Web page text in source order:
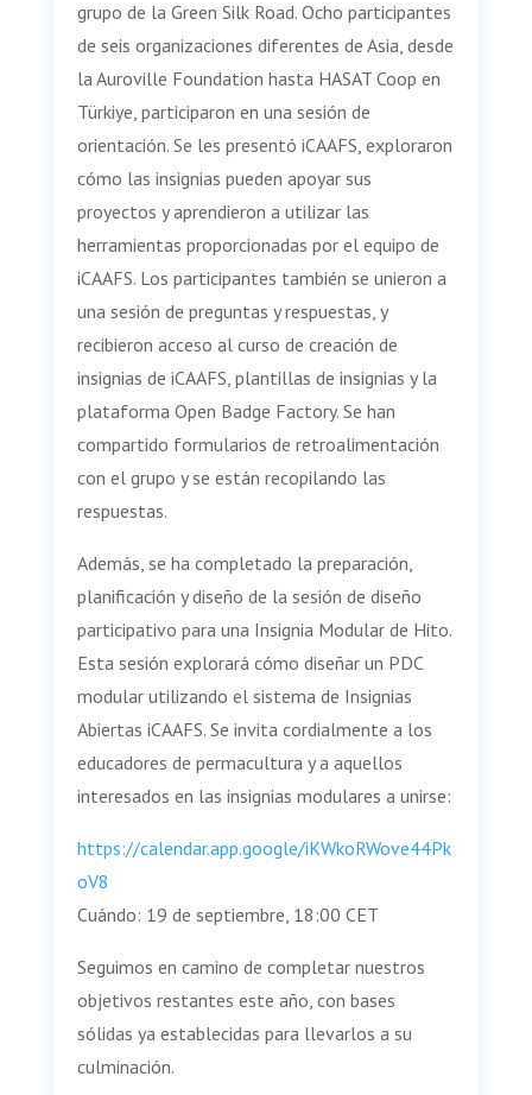
grupo de la Green Silk Road. Ocho participantes
de seis organizaciones diferentes de Asia, desde
la Auroville Foundation hasta HASAT Coop en
Türkiye, participaron en una sesión de
orientación. Se les presentó iCAAFS, exploraron
cómo las insignias pueden apoyar sus
proyectos y aprendieron a utilizar las
herramientas proporcionadas por el equipo de
iCAAFS. Los participantes también se unieron a
una sesión de preguntas y respuestas, y
recibieron acceso al curso de creación de
insignias de iCAAFS, plantillas de insignias y la
plataforma Open Badge Factory. Se han
compartido formularios de retroalimentación
con el grupo y se están recopilando las
respuestas.
Además, se ha completado la preparación,
planificación y diseño de la sesión de diseño
participativo para una Insignia Modular de Hito.
Esta sesión explorará cómo diseñar un PDC
modular utilizando el sistema de Insignias
Abiertas iCAAFS. Se invita cordialmente a los
educadores de permacultura y a aquellos
interesados en las insignias modulares a unirse:
https://calendar.app.google/iKWkoRWove44Pk
oV8
Cuándo: 19 de septiembre, 18:00 CET
Seguimos en camino de completar nuestros
objetivos restantes este año, con bases
sólidas ya establecidas para llevarlos a su
culminación.